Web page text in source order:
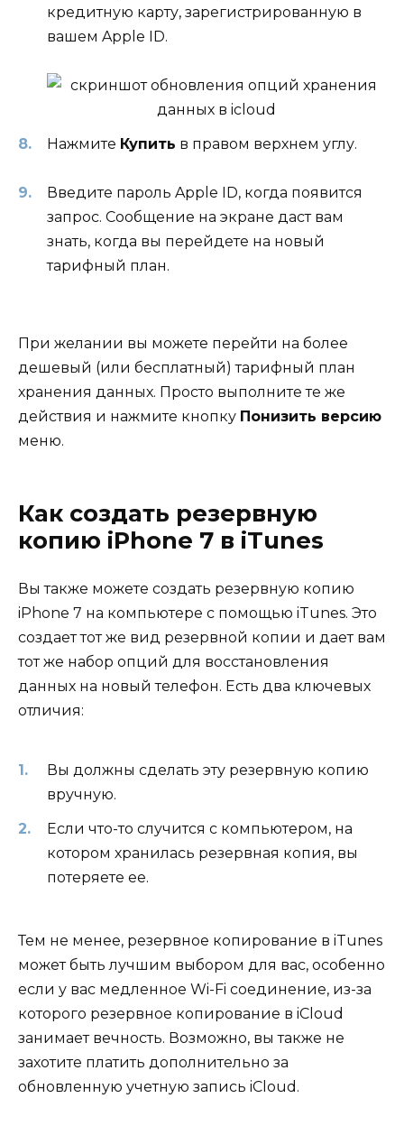
кредитную карту, зарегистрированную в
вашем Apple ID.
Нажмите Купить в правом верхнем углу.
Введите пароль Apple ID, когда появится
запрос. Сообщение на экране даст вам
знать, когда вы перейдете на новый
тарифный план.
При желании вы можете перейти на более
дешевый (или бесплатный) тарифный план
хранения данных. Просто выполните те же
действия и нажмите кнопку Понизить версию
меню.
Как создать резервную
копию iPhone 7 в iTunes
Вы также можете создать резервную копию
iPhone 7 на компьютере с помощью iTunes. Это
создает тот же вид резервной копии и дает вам
тот же набор опций для восстановления
данных на новый телефон. Есть два ключевых
отличия:
Вы должны сделать эту резервную копию
вручную.
Если что-то случится с компьютером, на
котором хранилась резервная копия, вы
потеряете ее.
Тем не менее, резервное копирование в iTunes
может быть лучшим выбором для вас, особенно
если у вас медленное Wi-Fi соединение, из-за
которого резервное копирование в iCloud
занимает вечность. Возможно, вы также не
захотите платить дополнительно за
обновленную учетную запись iCloud.